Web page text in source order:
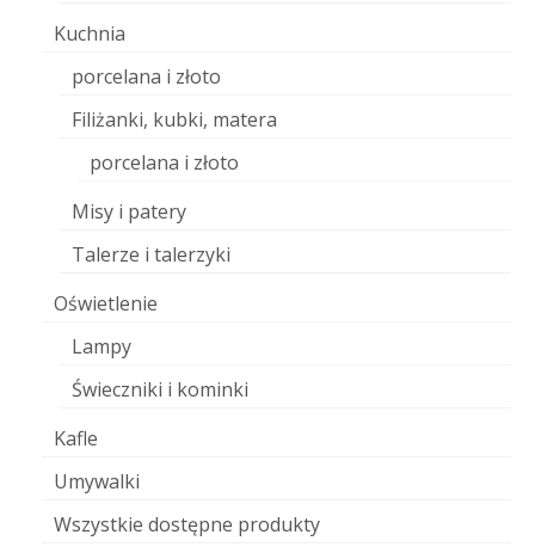
Kuchnia
porcelana i złoto
Filiżanki, kubki, matera
porcelana i złoto
Misy i patery
Talerze i talerzyki
Oświetlenie
Lampy
Świeczniki i kominki
Kafle
Umywalki
Wszystkie dostępne produkty